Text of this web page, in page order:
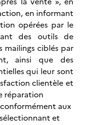
en informant
opérées par le
des outils de
mailings ciblés par
ainsi que des
qui leur sont
clientèle et
réparation
aux
et